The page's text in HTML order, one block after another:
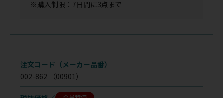
※購入制限：7日間に3点まで
注文コード（メーカー品番）
002-862 （00901）